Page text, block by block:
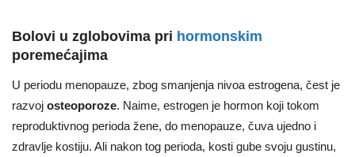
Bolovi u zglobovima pri hormonskim
poremećajima
U periodu menopauze, zbog smanjenja nivoa estrogena, čest je
razvoj osteoporoze. Naime, estrogen je hormon koji tokom
reproduktivnog perioda žene, do menopauze, čuva ujedno i
zdravlje kostiju. Ali nakon tog perioda, kosti gube svoju gustinu,